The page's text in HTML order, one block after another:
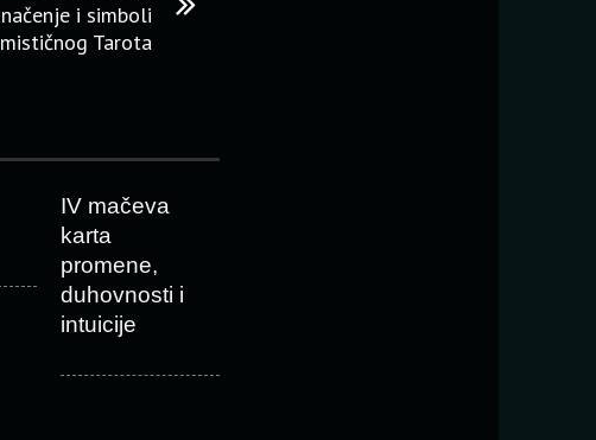
i simboli
mističnog Tarota
IV mačeva
karta
promene,
duhovnosti i
intuicije